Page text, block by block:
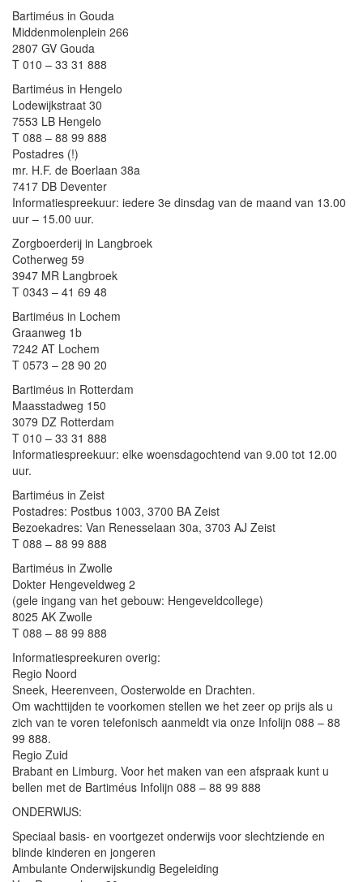
Bartiméus in Gouda
Middenmolenplein 266
2807 GV Gouda
T 010 – 33 31 888
Bartiméus in Hengelo
Lodewijkstraat 30
7553 LB Hengelo
T 088 – 88 99 888
Postadres (!)
mr. H.F. de Boerlaan 38a
7417 DB Deventer
Informatiespreekuur: iedere 3e dinsdag van de maand van 13.00
uur – 15.00 uur.
Zorgboerderij in Langbroek
Cotherweg 59
3947 MR Langbroek
T 0343 – 41 69 48
Bartiméus in Lochem
Graanweg 1b
7242 AT Lochem
T 0573 – 28 90 20
Bartiméus in Rotterdam
Maasstadweg 150
3079 DZ Rotterdam
T 010 – 33 31 888
Informatiespreekuur: elke woensdagochtend van 9.00 tot 12.00
uur.
Bartiméus in Zeist
Postadres: Postbus 1003, 3700 BA Zeist
Bezoekadres: Van Renesselaan 30a, 3703 AJ Zeist
T 088 – 88 99 888
Bartiméus in Zwolle
Dokter Hengeveldweg 2
(gele ingang van het gebouw: Hengeveldcollege)
8025 AK Zwolle
T 088 – 88 99 888
Informatiespreekuren overig:
Regio Noord
Sneek, Heerenveen, Oosterwolde en Drachten.
Om wachttijden te voorkomen stellen we het zeer op prijs als u
zich van te voren telefonisch aanmeldt via onze Infolijn 088 – 88
99 888.
Regio Zuid
Brabant en Limburg. Voor het maken van een afspraak kunt u
bellen met de Bartiméus Infolijn 088 – 88 99 888
ONDERWIJS:
Speciaal basis- en voortgezet onderwijs voor slechtziende en
blinde kinderen en jongeren
Ambulante Onderwijskundig Begeleiding